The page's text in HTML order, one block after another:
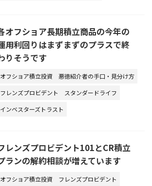
オフショア長期積立商品の今年の
用利回りはまずまずのプラスで終
りそうです
オフショア積立投資
悪徳紹介者の手口・見分け方
フレンズプロビデント
スタンダードライフ
インベスターズトラスト
レンズプロビデント101とCR積立
ランの解約相談が増えています
オフショア積立投資 フレンズプロビデント